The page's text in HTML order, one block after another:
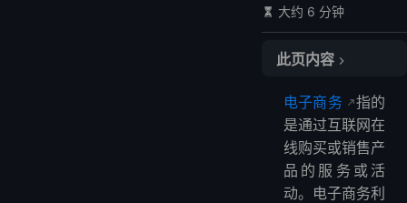
大约 6 分钟
此页内容
1. Hostinger
2. LightNode
电子商务
指的
是通过互联网在
线购买或销售产
品的服务或活
动。电子商务利